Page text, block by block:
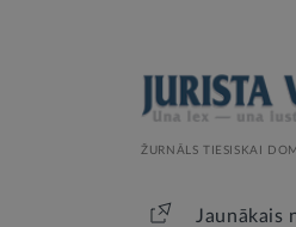
ŽURNĀLS TIESISKAI
Jaunākais